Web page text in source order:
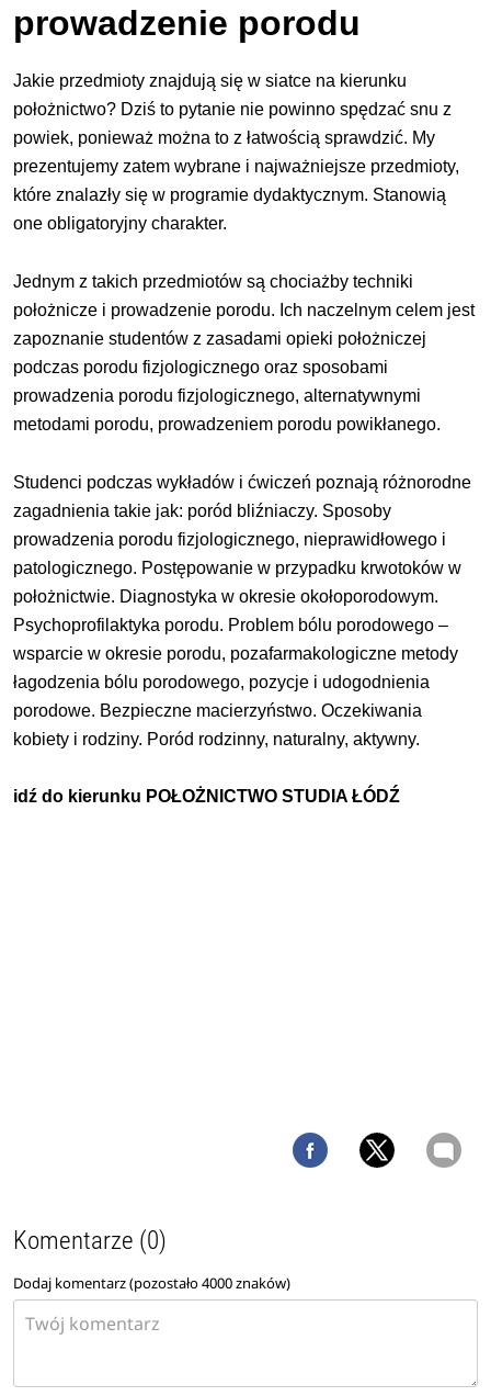
prowadzenie porodu
Jakie przedmioty znajdują się w siatce na kierunku
położnictwo? Dziś to pytanie nie powinno spędzać snu z
powiek, ponieważ można to z łatwością sprawdzić. My
prezentujemy zatem wybrane i najważniejsze przedmioty,
które znalazły się w programie dydaktycznym. Stanowią
one obligatoryjny charakter.
Jednym z takich przedmiotów są chociażby techniki
położnicze i prowadzenie porodu. Ich naczelnym celem jest
zapoznanie studentów z zasadami opieki położniczej
podczas porodu fizjologicznego oraz sposobami
prowadzenia porodu fizjologicznego, alternatywnymi
metodami porodu, prowadzeniem porodu powikłanego.
Studenci podczas wykładów i ćwiczeń poznają różnorodne
zagadnienia takie jak: poród bliźniaczy. Sposoby
prowadzenia porodu fizjologicznego, nieprawidłowego i
patologicznego. Postępowanie w przypadku krwotoków w
położnictwie. Diagnostyka w okresie okołoporodowym.
Psychoprofilaktyka porodu. Problem bólu porodowego –
wsparcie w okresie porodu, pozafarmakologiczne metody
łagodzenia bólu porodowego, pozycje i udogodnienia
porodowe. Bezpieczne macierzyństwo. Oczekiwania
kobiety i rodziny. Poród rodzinny, naturalny, aktywny.
idź do kierunku POŁOŻNICTWO STUDIA ŁÓDŹ
Komentarze (0)
Dodaj komentarz (pozostało4000znaków)